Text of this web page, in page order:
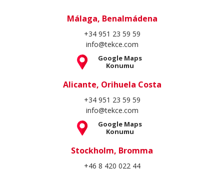
Málaga, Benalmádena
+34 951 23 59 59
info@tekce.com
Google Maps
Konumu
Alicante, Orihuela Costa
+34 951 23 59 59
info@tekce.com
Google Maps
Konumu
Stockholm, Bromma
+46 8 420 022 44